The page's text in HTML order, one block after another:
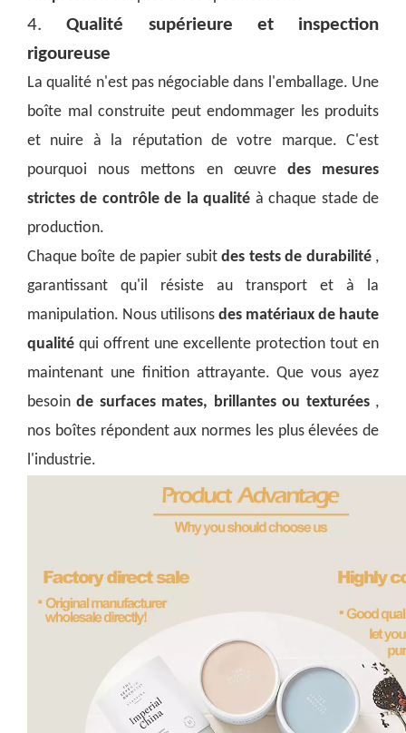
4.Qualité supérieure et inspection
rigoureuse
La qualité n'est pas négociable dans l'emballage. Une
boîte mal construite peut endommager les produits
et nuire à la réputation de votre marque. C'est
pourquoi nous mettons en œuvre des mesures
strictes de contrôle de la qualité à chaque stade de
production.
Chaque boîte de papier subitdes tests de durabilité ,
garantissant qu'il résiste au transport et à la
manipulation. Nous utilisons des matériaux de haute
qualité qui offrent une excellente protection tout en
maintenant une finition attrayante. Que vous ayez
besoinde surfaces mates, brillantes ou texturées ,
nos boîtes répondent aux normes les plus élevées de
l'industrie.